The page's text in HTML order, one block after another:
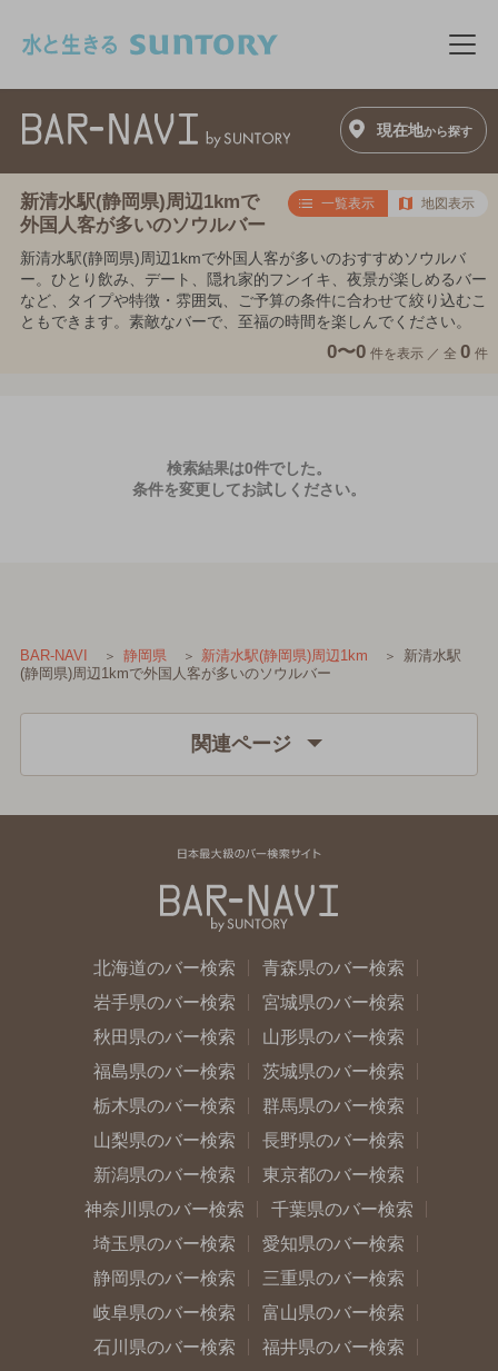
メ
現在地から探す
新清水駅(静岡県)周辺1kmで
外国人客が多いのソウルバー
一覧表示 地図表示
新清水駅(静岡県)周辺1kmで外国人客が多いのおすすめソウルバ
ー。ひとり飲み、デート、隠れ家的フンイキ、夜景が楽しめるバー
など、タイプや特徴・雰囲気、ご予算の条件に合わせて絞り込むこ
ともできます。素敵なバーで、至福の時間を楽しんでください。
0〜0 件を表示 ／ 全 0 件
検索結果は0件でした。
条件を変更してお試しください。
BAR-NAVI 静岡県 新清水駅(静岡県)周辺1km
新清水駅
(静岡県)周辺1kmで外国人客が多いのソウルバー
関連ページ
北海道のバー検索
青森県のバー検索
岩手県のバー検索
宮城県のバー検索
秋田県のバー検索
山形県のバー検索
福島県のバー検索
茨城県のバー検索
栃木県のバー検索
群馬県のバー検索
山梨県のバー検索
長野県のバー検索
新潟県のバー検索
東京都のバー検索
神奈川県のバー検索
千葉県のバー検索
埼玉県のバー検索
愛知県のバー検索
静岡県のバー検索
三重県のバー検索
岐阜県のバー検索
富山県のバー検索
石川県のバー検索
福井県のバー検索